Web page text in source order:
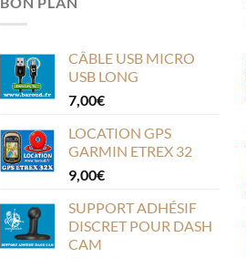
CÂBLE USB MICRO
USB LONG
7,00€
LOCATION GPS
GARMIN ETREX 32
9,00€
SUPPORT ADHÉSIF
DISCRET POUR DASH
CAM